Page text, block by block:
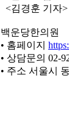
<김경훈 기자>
백운당한의원
• 홈페이지
• 상담문의 02-
• 주소 서울시